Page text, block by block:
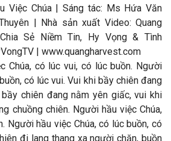
Việc Chúa | Sáng tác: Ms Hứa Văn
| Nhà sản xuất Video: Quang
Sẻ Niềm Tin, Hy Vọng & Tình
| www.quangharvest.com
Chúa, có lúc vui, có lúc buồn. Người
có lúc vui. Vui khi bầy chiên đang
chiên đang nằm yên giấc, vui khi
chuồng chiên. Người hầu việc Chúa,
Người hầu việc Chúa, có lúc buồn, có
đi lang thang xa người chăn, buồn